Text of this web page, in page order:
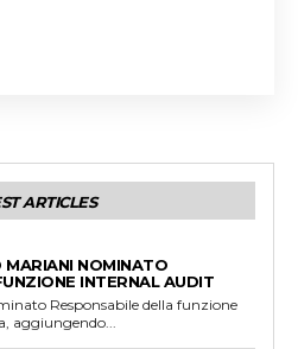
ARTICLES
NOMINATO
INTERNAL AUDIT
Responsabile della funzione
aggiungendo...